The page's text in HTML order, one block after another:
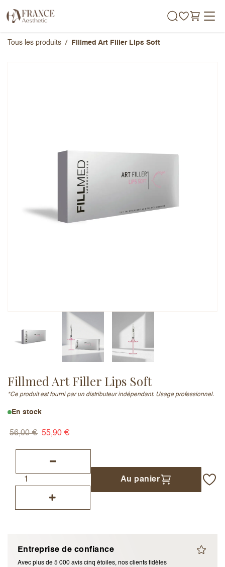
Tous les produits Fillmed Art Filler Lips Soft
Fillmed Art Filler Lips Soft
*Ce produit est fourni par un distributeur indépendant. Usage professionnel.
En stock
56,00€ 55,90 €
Au panier
Entreprise de confiance
Avec plus de 5 000 avis cinq étoiles, nos clients fidèles
Ajouter un avis
J’accepte les